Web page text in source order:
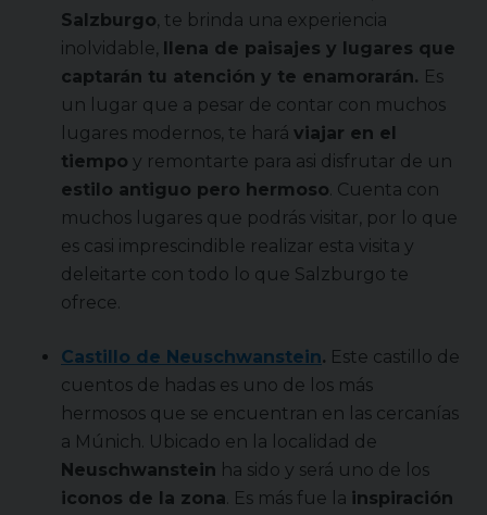
Salzburgo, te brinda una experiencia
inolvidable, llena de paisajes y lugares que
captarán tu atención y te enamorarán. Es
un lugar que a pesar de contar con muchos
lugares modernos, te hará viajar en el
tiempo y remontarte para asi disfrutar de un
estilo antiguo pero hermoso. Cuenta con
muchos lugares que podrás visitar, por lo que
es casi imprescindible realizar esta visita y
deleitarte con todo lo que Salzburgo te
ofrece.
Castillo de Neuschwanstein. Este castillo de
cuentos de hadas es uno de los más
hermosos que se encuentran en las cercanías
a Múnich. Ubicado en la localidad de
Neuschwanstein ha sido y será uno de los
iconos de la zona. Es más fue la inspiración